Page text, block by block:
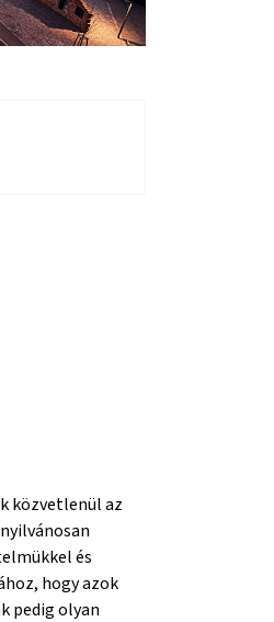
közvetlenül az
és
hogy azok
pedig olyan